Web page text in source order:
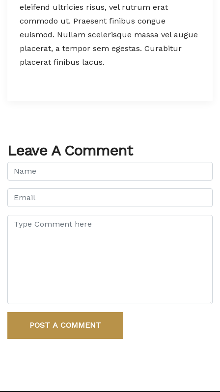
eleifend ultricies risus, vel rutrum erat
commodo ut. Praesent finibus congue
euismod. Nullam scelerisque massa vel augue
placerat, a tempor sem egestas. Curabitur
placerat finibus lacus.
Leave A Comment
POST A COMMENT